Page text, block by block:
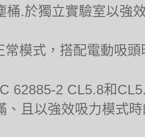
桶.於獨立實驗室以強
常模式，搭配電動吸
62885-2 CL5.8和
、且以強效吸力模式